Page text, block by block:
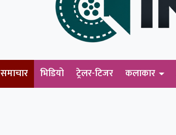
समाचार भिडियो ट्रेलर-टिजर कलाकार